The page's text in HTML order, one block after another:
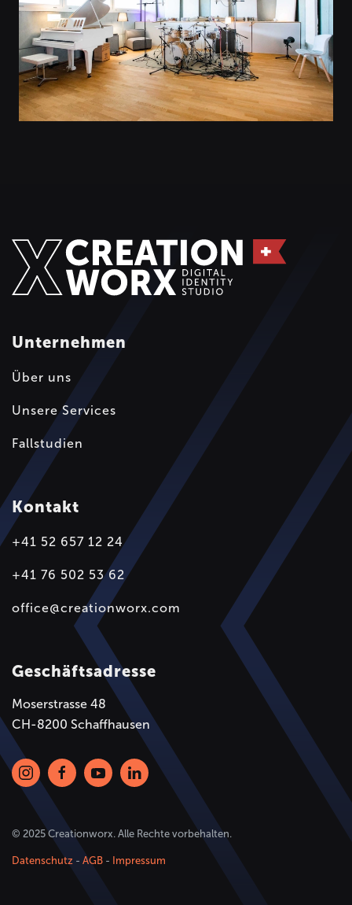
Unternehmen
Über uns
Unsere Services
Fallstudien
Kontakt
+41 52 657 12 24
+41 76 502 53 62
office@creationworx.com
Geschäftsadresse
Moserstrasse 48
CH-8200 Schaffhausen
© 2025 Creationworx. Alle Rechte vorbehalten.
Datenschutz - AGB - Impressum